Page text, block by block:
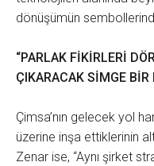
dönüşümün
“PARLAK FİKİRLERİ
ÇIKARACAK SİMGE BİR
Çimsa’nın gelecek yol
üzerine inşa ettiklerinin
Zenar ise, “Aynı şirket